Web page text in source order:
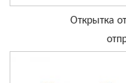
Открытка